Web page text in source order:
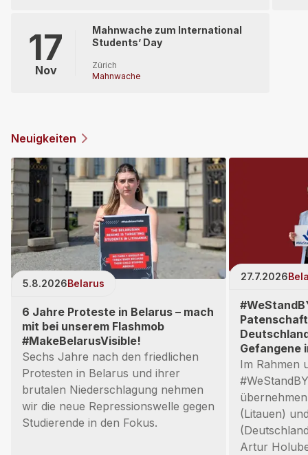
17
Nov
Mahnwache zum International
Students’ Day
Zürich
Mahnwache
Neuigkeiten
5.8.2026Belarus
6 Jahre Proteste in Belarus – mach
mit bei unserem Flashmob
#MakeBelarusVisible!
Sechs Jahre nach den friedlichen
Protesten in Belarus und ihrer
brutalen Niederschlagung nehmen
wir die neue Repressionswelle gegen
Studierende in den Fokus.
27.7.2026
Gefangene
Im Rahmen
(Litauen)
Artur